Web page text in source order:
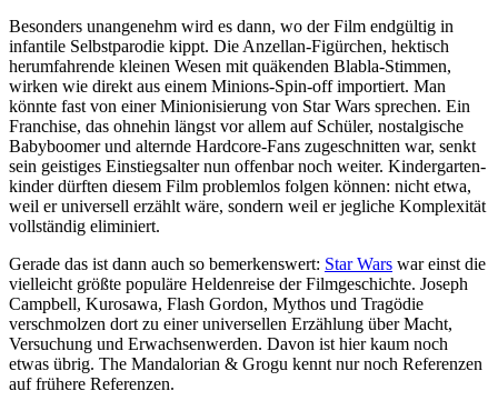
Besonders unan­ge­nehm wird es dann, wo der Film endgültig in
infantile Selbst­par­odie kippt. Die Anzellan-Figürchen, hektisch
herum­fah­rende kleinen Wesen mit quäkenden Blabla-Stimmen,
wirken wie direkt aus einem Minions-Spin-off impor­tiert. Man
könnte fast von einer Mini­oni­sie­rung von Star Wars sprechen. Ein
Franchise, das ohnehin längst vor allem auf Schüler, nost­al­gi­sche
Baby­boomer und alternde Hardcore-Fans zuge­schnitten war, senkt
sein geistiges Einstiegs­alter nun offenbar noch weiter. Kinder­gar­ten­
kinder dürften diesem Film problemlos folgen können: nicht etwa,
weil er univer­sell erzählt wäre, sondern weil er jegliche Komple­xität
volls­tändig elimi­niert.
Gerade das ist dann auch so bemer­kens­wert: Star Wars war einst die
viel­leicht größte populäre Helden­reise der Film­ge­schichte. Joseph
Campbell, Kurosawa, Flash Gordon, Mythos und Tragödie
verschmolzen dort zu einer univer­sellen Erzählung über Macht,
Versu­chung und Erwach­sen­werden. Davon ist hier kaum noch
etwas übrig. The Mandalo­rian & Grogu kennt nur noch Refe­renzen
auf frühere Refe­renzen.